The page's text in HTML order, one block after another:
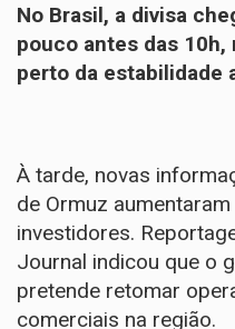
No Brasil, a divisa
pouco antes das
perto da estabilidade
À tarde, novas
de Ormuz
investidores.
Journal indicou que o
pretende retomar
comerciais na região.